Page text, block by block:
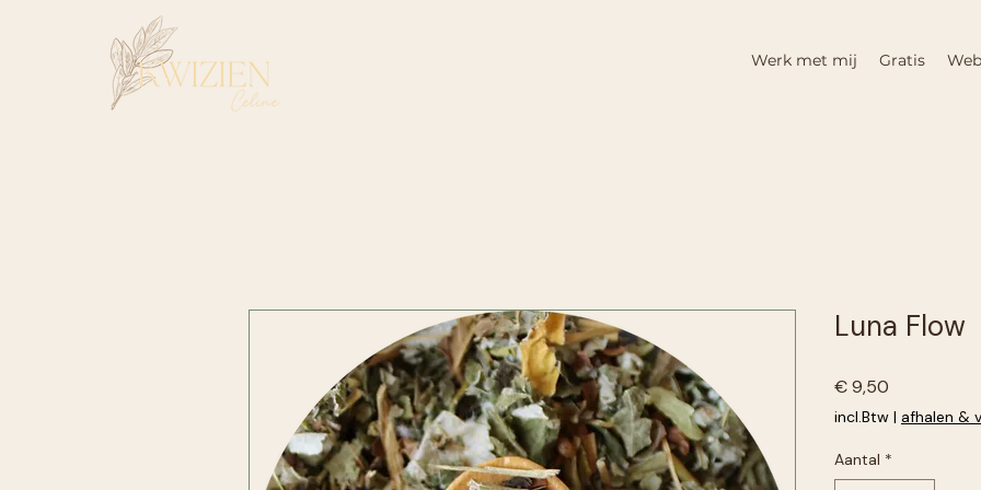
Werk met mij Gratis
Luna Flow
€ 9,50
incl.Btw | afhalen &
Aantal *